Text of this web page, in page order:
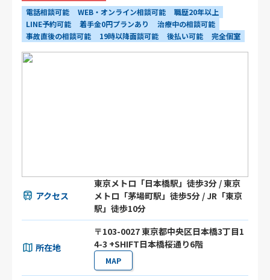
電話相談可能 WEB・オンライン相談可能
職歴20年以上
LINE予約可能
着手金0円プランあり
治療中の相談可能
事故直後の相談可能
19時以降面談可能 後払い可能 完全個室
アクセス
東京メトロ「日本橋駅」徒歩3分 / 東京
メトロ「茅場町駅」徒歩5分 / JR「東京
駅」徒歩10分
所在地
〒103-0027 東京都中央区日本橋3丁目1
4-3 +SHIFT日本橋桜通り6階
MAP